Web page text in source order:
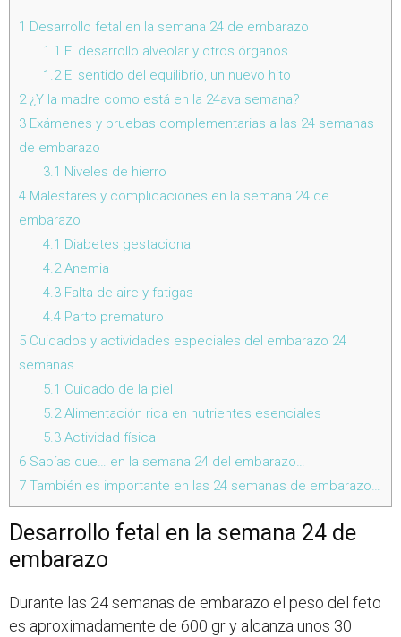
1 Desarrollo fetal en la semana 24 de embarazo
1.1 El desarrollo alveolar y otros órganos
1.2El sentido del equilibrio, un nuevo hito
2¿Y la madre como está en la 24ava semana?
3 Exámenes y pruebas complementarias a las 24 semanas
de embarazo
3.1 Niveles de hierro
4 Malestares y complicaciones en la semana 24 de
embarazo
4.1 Diabetes gestacional
4.2Anemia
4.3 Falta de aire y fatigas
4.4 Parto prematuro
5 Cuidados y actividades especiales del embarazo 24
semanas
5.1 Cuidado de la piel
5.2Alimentación rica en nutrientes esenciales
5.3 Actividad física
6 Sabías que… en la semana 24 del embarazo…
7 También es importante en las 24 semanas de embarazo…
Desarrollo fetal en la semana 24 de
embarazo
Durante las 24 semanas de embarazo el peso del feto
es aproximadamente de 600 gr y alcanza unos 30